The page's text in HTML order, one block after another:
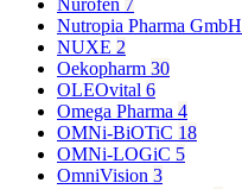
Nutropia Pharma GmbH
NUXE 2
Oekopharm 30
OLEOvital 6
Omega Pharma 4
OMNi-BiOTiC 18
OMNi-LOGiC 5
OmniVision 3